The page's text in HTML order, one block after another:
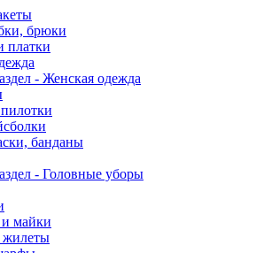
брюки
платки
- Женская одежда
банданы
- Головные уборы
майки
жилеты